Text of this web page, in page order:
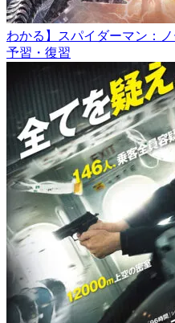
わかる】スパイダーマン：
予習・復習